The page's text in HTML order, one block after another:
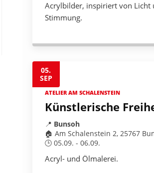
Acrylbilder, inspiriert von Licht
Stimmung.
05.
SEP
ATELIER AM SCHALENSTEIN
Künstlerische
📍 Bunsoh
🏠 Am Schalenstein 2, 25767
🕒 05.09. - 06.09.
Acryl- und Ölmalerei.